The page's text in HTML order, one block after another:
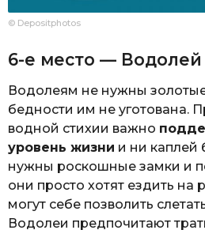
© Depositphotos
6-е место — Водолей
Водолеям не нужны
бедности им не уготована.
водной стихии важно
уровень жизни и ни
нужны роскошные замки и
они просто хотят ездить на
могут себе позволить
Водолеи предпочитают